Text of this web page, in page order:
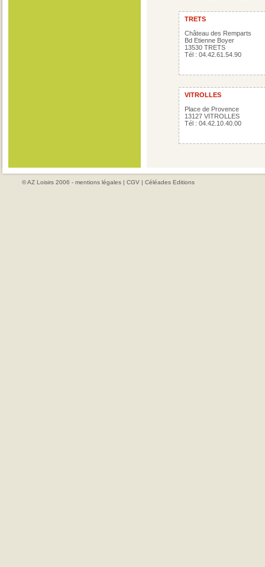
TRETS
Château des Remparts
Bd Etienne Boyer
13530 TRETS
Tél : 04.42.61.54.90
VITROLLES
Place de Provence
13127 VITROLLES
Tél : 04.42.10.40.00
© AZ Loisirs 2006 - mentions légales | CGV | Céléades Editions